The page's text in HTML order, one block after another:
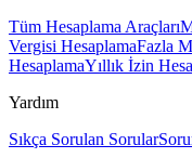
Tüm Hesaplama Araçları
Vergisi HesaplamaFazla
HesaplamaYıllık İzin
Yardım
Sıkça Sorulan Sorular